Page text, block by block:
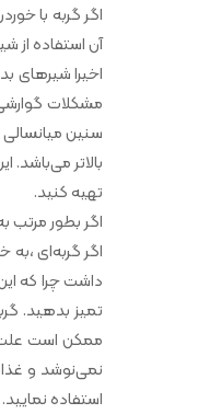
اگر گربه با
آن استفاده از
سنین
بالاتر می‌باشد.
تهیه کنید.
اگر بطور مرتب
اگر گربه‌ای
داشت چرا که
تمیز بدهید.
ممکن است علت
نمی‌نوشد و
استفاده نمایید.